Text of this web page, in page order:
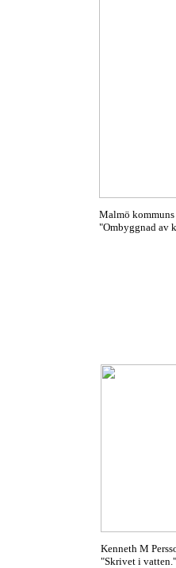
Malmö
"Ombyggnad av
Kenneth M
"Skrivet i